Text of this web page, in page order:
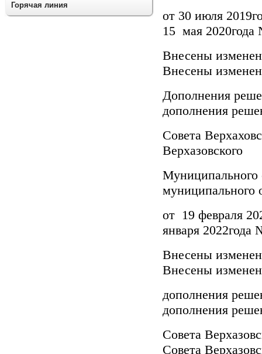
от 30
15 мая 2020года
Внесены
дополнения
Совета
Верхазовского
муниципального
от 19
января 2022года
Внесены
дополнения
Совета
Совета
Горячая линия